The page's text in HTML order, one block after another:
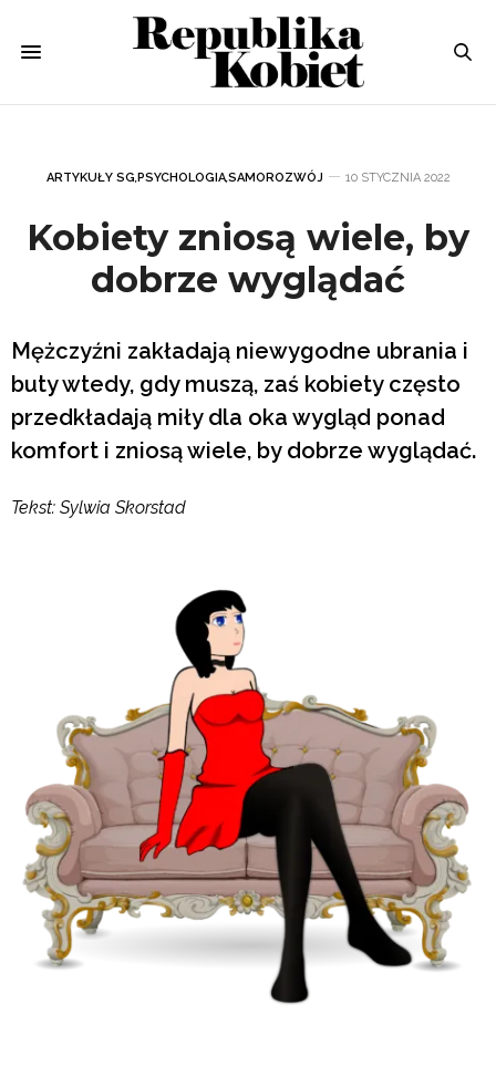
ARTYKUŁY SG,PSYCHOLOGIA,SAMOROZWÓJ 10 STYCZNIA 2022
Kobiety zniosą wiele, by
dobrze wyglądać
Mężczyźni zakładają niewygodne ubrania i
buty wtedy, gdy muszą, zaś kobiety często
przedkładają miły dla oka wygląd ponad
komfort i zniosą wiele, by dobrze wyglądać.
Tekst: Sylwia Skorstad